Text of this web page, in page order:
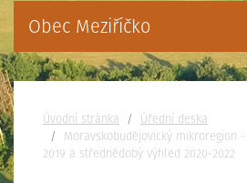
Obec Meziříčko
Nacházíte se:
Úvodní stránka
Úřední deska
Moravskobudějovický mikroregion
2019 a střednědobý výhled 2020-2022